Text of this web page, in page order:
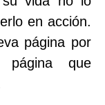
en acción.
página por
página que